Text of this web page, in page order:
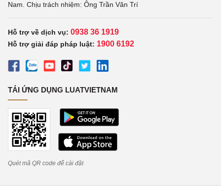
Nam. Chịu trách nhiệm: Ông Trần Văn Trí
Hỗ trợ về dịch vụ: 0938 36 1919
Hỗ trợ giải đáp pháp luật: 1900 6192
TẢI ỨNG DỤNG LUATVIETNAM
Quét mã QR code để cài đặt